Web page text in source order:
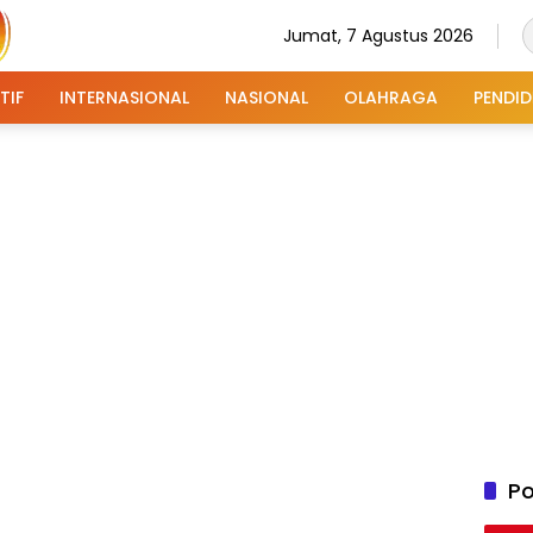
Jumat, 7 Agustus 2026
INTERNASIONAL NASIONAL OLAHRAGA